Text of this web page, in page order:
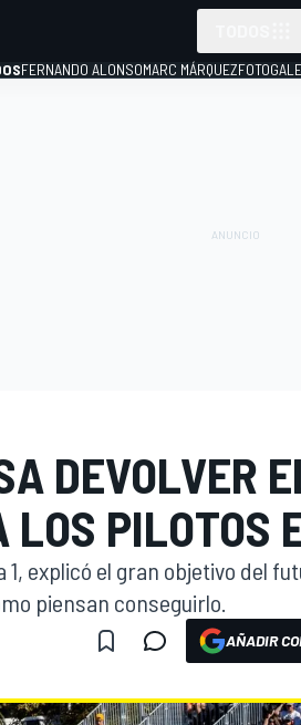
FERNANDO ALONSOMARC MÁRQUEZ
DEVOLVER
LOS PILOTOS
explicó el gran objetivo del
piensan conseguirlo.
AÑADIR